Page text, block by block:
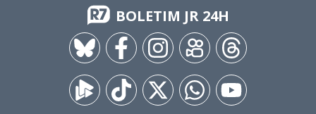
BOLETIM JR 24H